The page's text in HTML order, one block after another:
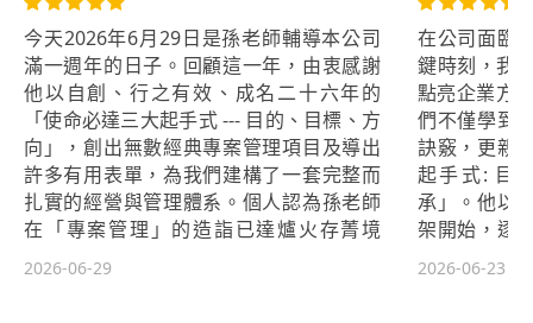
擬、流程優化、制度建立、行銷策略
今天2026年6月29日是孫老師輔導本公司
滿一週年的日子。回顧這一年，由衷感謝
他以自創、行之有效、成名二十六年的
「使命必達三大起手式 --- 目的、目標、方
向」，創出無數經典專案管理項目及導出
許多有用表單，為我們建構了一套完整而
扎實的經營與管理體系。個人認為孫老師
在「專案管理」的造詣已達爐火存菁境
界。 從企業文化、戰略策略、業務佈局、
2026-06-29
在公司面臨
鍵時刻，我
點亮企業方
們不僅學到
訣竅，更親
起手式: 目
承」。他以
架開始，逐
層層剝開問
2026-06-23